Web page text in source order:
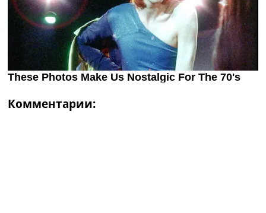
Комментарии: